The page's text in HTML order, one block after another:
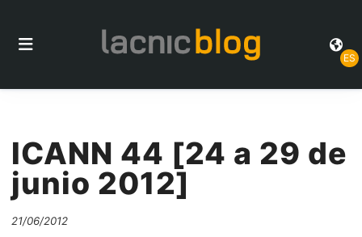
ES
ICANN 44 [24 a 29 de
junio 2012]
21/06/2012